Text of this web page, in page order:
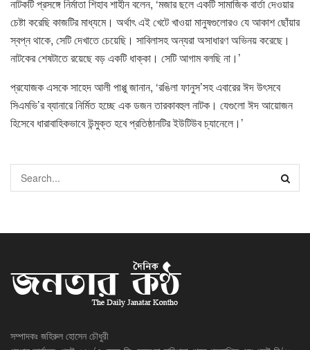
নাটকটি প্রসঙ্গে নির্মাতা শিহাব শাহীন বলেন, ‘মজার ছলে একটি সামাজিক বার্তা দেওয়ার
চেষ্টা করেছি কাজটির মাধ্যমে। অর্থাৎ এই খেটে খাওয়া মানুষগুলোরও যে আকাশ ছোঁয়ার
স্বপ্ন থাকে, সেটি দেখাতে চেয়েছি। সাবিলাসহ অন্যরা অসাধারণ অভিনয় করেছে।
নাটকের শেষটাতে রয়েছে বড় একটি ধাক্কা। সেটি আগাম বলছি না।’
প্রযোজক এসকে সাহেদ আলী পাপ্পু জানান, ‘রঙিলা ফানুস’সহ এবারের ঈদ উৎসবে
সিএমভি’র ব্যানারে নির্মিত হচ্ছে এক ডজন তারকাবহুল নাটক। যেগুলো ঈদ আয়োজন
হিসেবে ধারাবাহিকভাবে উন্মুক্ত হবে প্রতিষ্ঠানটির ইউটিউব চ্যানেলে।’
সম্পাদকঃ জহিরুল হোসেন চৌধুরী